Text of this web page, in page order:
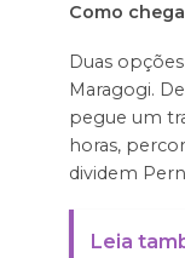
Como
Duas
Maragogi.
pegue um
horas,
dividem
Leia